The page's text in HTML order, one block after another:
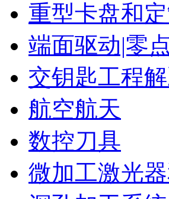
重型卡盘和
端面驱动|零
交钥匙工程
航空航天
数控刀具
微加工激光